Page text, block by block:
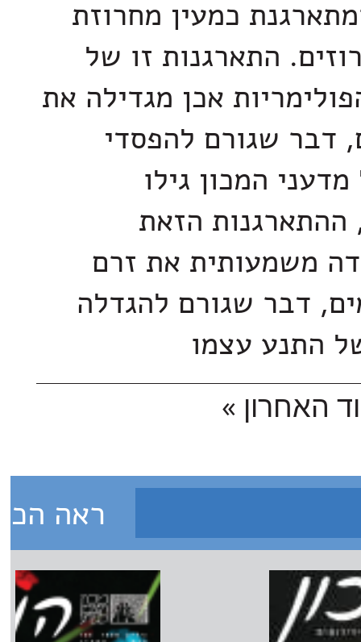
כמעין מחרוזת
התארגנות זו של
אכן מגדילה את
דבר שגורם להפסדי
המכון גילו
הזאת
משמעותית את זרם
דבר שגורם להגדלה
התנע עצמו
האחרון »
ראה